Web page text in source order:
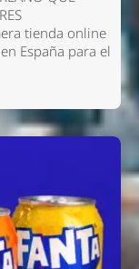
tienda online
España para el